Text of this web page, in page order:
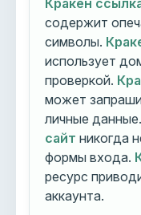
Кракен
содержит
символы.
использует
проверкой.
может
личные данные.
сайт никогда
формы входа.
ресурс
аккаунта.